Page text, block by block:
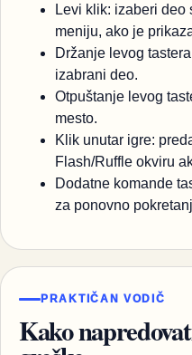
Levi klik: izaberi
meniju, ako je
Držanje levog
izabrani deo.
Otpuštanje levog
mesto.
Klik unutar igre:
Flash/Ruffle okviru
Dodatne komande
za ponovno
PRAKTIČAN VODIČ
Kako